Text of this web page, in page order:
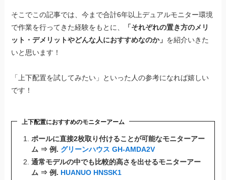
そこでこの記事では、今まで合計6年以上デュアルモニター環境
で作業を行ってきた経験をもとに、
「それぞれの置き方のメリ
ット・デメリットやどんな人におすすめなのか」 を紹介いきた
いと思います！
「上下配置を試してみたい」といった人の参考になれば嬉しい
です！
上下配置におすすめのモニターアーム
ポールに直接2枚取り付けることが可能なモニターアー
ム ⇒ 例. グリーンハウス GH-AMDA2V
通常モデルの中でも比較的高さを出せるモニターアー
ム ⇒ 例. HUANUO HNSSK1